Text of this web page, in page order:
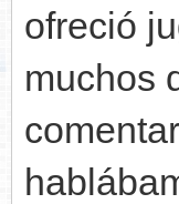
ofreció
muchos